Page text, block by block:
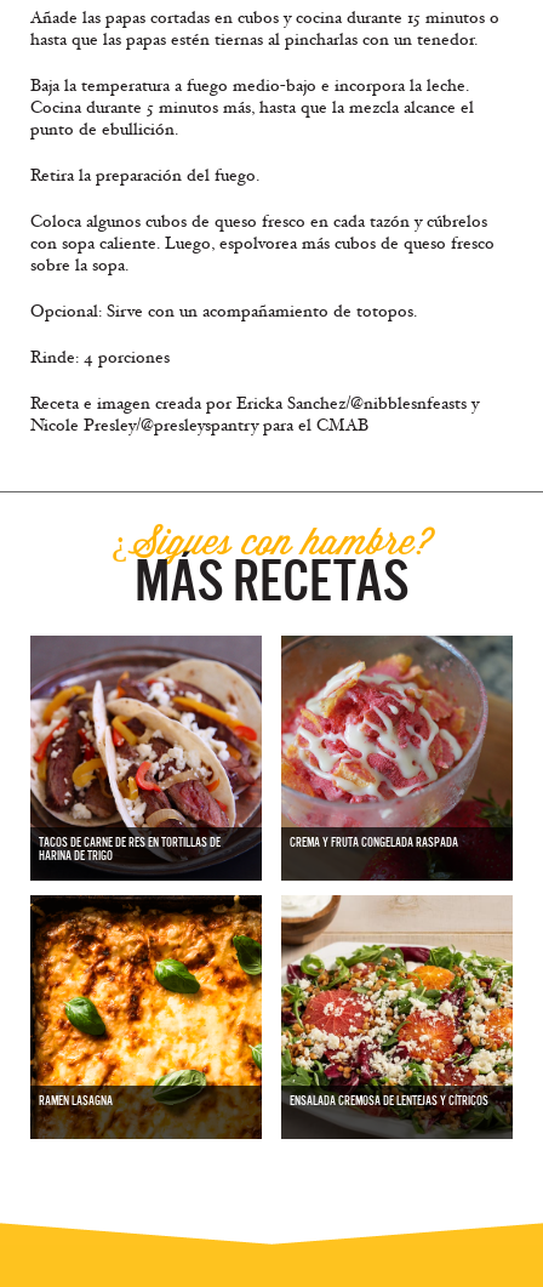
Añade las papas cortadas en cubos y cocina durante 15 minutos o
hasta que las papas estén tiernas al pincharlas con un tenedor.
Baja la temperatura a fuego medio-bajo e incorpora la leche.
Cocina durante 5 minutos más, hasta que la mezcla alcance el
punto de ebullición.
Retira la preparación del fuego.
Coloca algunos cubos de queso fresco en cada tazón y cúbrelos
con sopa caliente. Luego, espolvorea más cubos de queso fresco
sobre la sopa.
Opcional: Sirve con un acompañamiento de totopos.
Rinde: 4 porciones
Receta e imagen creada por Ericka Sanchez/@nibblesnfeasts y
Nicole Presley/@presleyspantry para el CMAB
¿Sigues con hambre?
MÁS RECETAS
TACOS DE CARNE DE RES EN TORTILLAS DE
HARINA DE TRIGO
CREMA Y FRUTA CONGELADA RASPADA
RAMEN LASAGNA ENSALADA CREMOSA DE LENTEJAS Y CÍTRICOS